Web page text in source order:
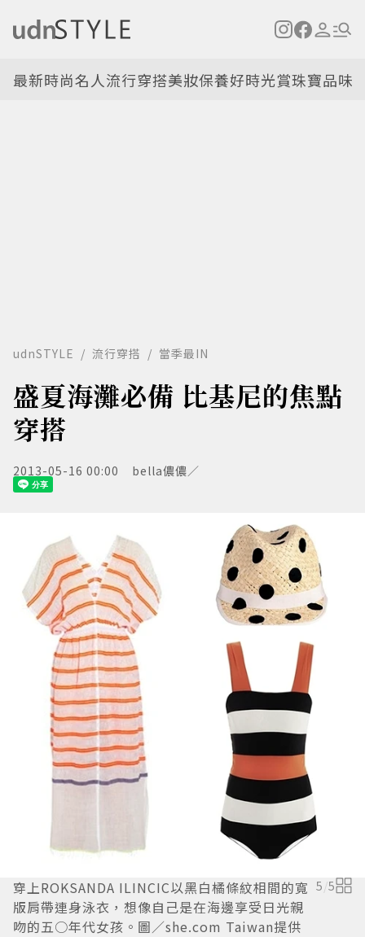
最新時尚名人流行穿搭美妝保養好時光賞珠寶品味
udnSTYLE 流行穿搭 當季最IN
盛夏海灘必備 比基尼的焦點
穿搭
2013-05-16 00:00 bella儂儂／
穿上ROKSANDA ILINCIC以黑白橘條紋相間的寬
版肩帶連身泳衣，想像自己是在海邊享受日光親
吻的五○年代女孩。圖／she.com Taiwan提供
5/5